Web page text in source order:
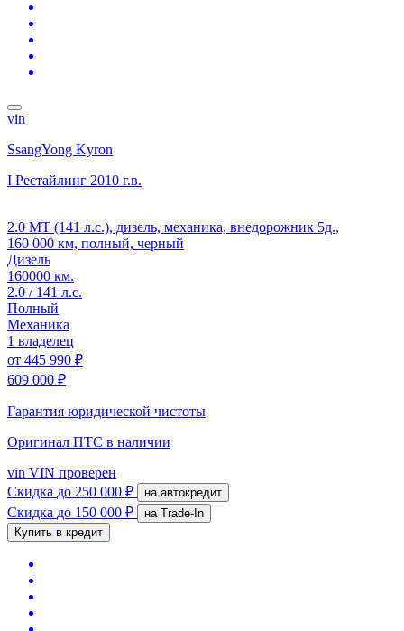
vin
SsangYong Kyron
I Рестайлинг 2010 г.в.
2.0 MT (141 л.с.), дизель, механика, внедорожник 5д.,
160 000 км, полный, черный
Дизель
160000 км.
2.0 / 141 л.с.
Полный
Механика
1 владелец
от 445 990 ₽
609 000 ₽
Гарантия юридической чистоты
Оригинал ПТС в наличии
vin VIN проверен
Скидка до 250 000 ₽ на автокредит
Скидка до 150 000 ₽
на Trade-In
Купить в кредит